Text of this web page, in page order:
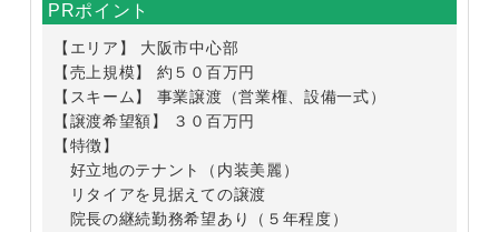
PRポイント
【エリア】 大阪市中心部
【売上規模】 約５０百万円
【スキーム】 事業譲渡（営業権、設備一式）
【譲渡希望額】 ３０百万円
【特徴】
好立地のテナント（内装美麗）
リタイアを見据えての譲渡
院長の継続勤務希望あり（５年程度）